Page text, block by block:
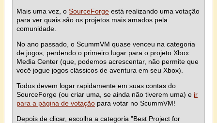
Mais uma vez, o SourceForge está realizando uma votação
para ver quais são os projetos mais amados pela
comunidade.
No ano passado, o ScummVM quase venceu na categoria
de jogos, perdendo o primeiro lugar para o projeto Xbox
Media Center (que, podemos acrescentar, não permite que
você jogue jogos clássicos de aventura em seu Xbox).
Todos devem logar rapidamente em suas contas do
SourceForge (ou criar uma, se ainda não tiverem uma) e ir
para a página de votação para votar no ScummVM!
Depois de clicar, escolha a categoria "Best Project for